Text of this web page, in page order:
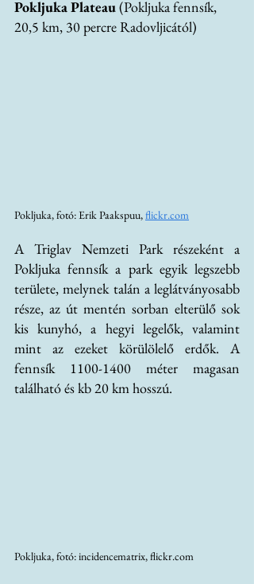
Pokljuka Plateau (Pokljuka fennsík,
20,5 km, 30 percre Radovljicától)
Pokljuka, fotó: Erik Paakspuu, flickr.com
A Triglav Nemzeti Park részeként a
Pokljuka fennsík a park egyik legszebb
területe, melynek talán a leglátványosabb
része, az út mentén sorban elterülő sok
kis kunyhó, a hegyi legelők, valamint
mint az ezeket körülölelő erdők. A
fennsík 1100-1400 méter magasan
található és kb 20 km hosszú.
Pokljuka, fotó: incidencematrix, flickr.com